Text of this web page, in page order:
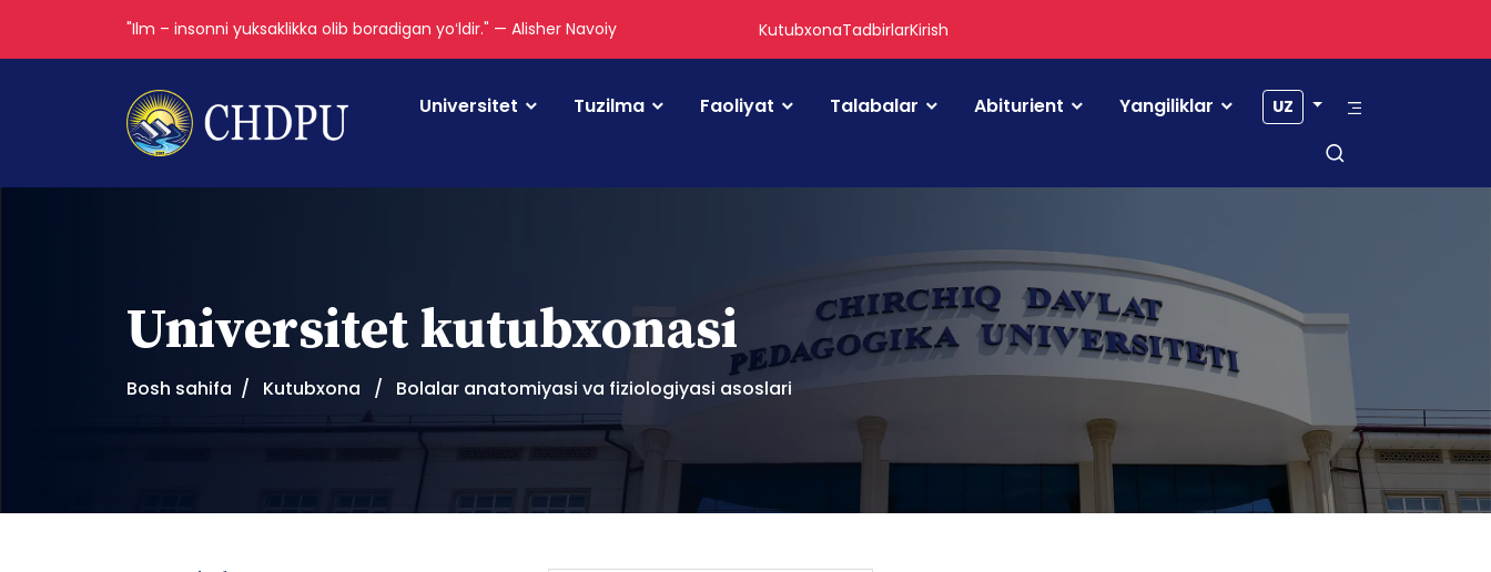
"Ilm – insonni yuksaklikka olib boradigan yoʻldir." — Alisher Navoiy KutubxonaTadbirlarKirish
Universitet Tuzilma Faoliyat Talabalar Abiturient Yangiliklar UZ
Universitet kutubxonasi
Bosh sahifa Kutubxona Bolalar anatomiyasi va fiziologiyasi asoslari